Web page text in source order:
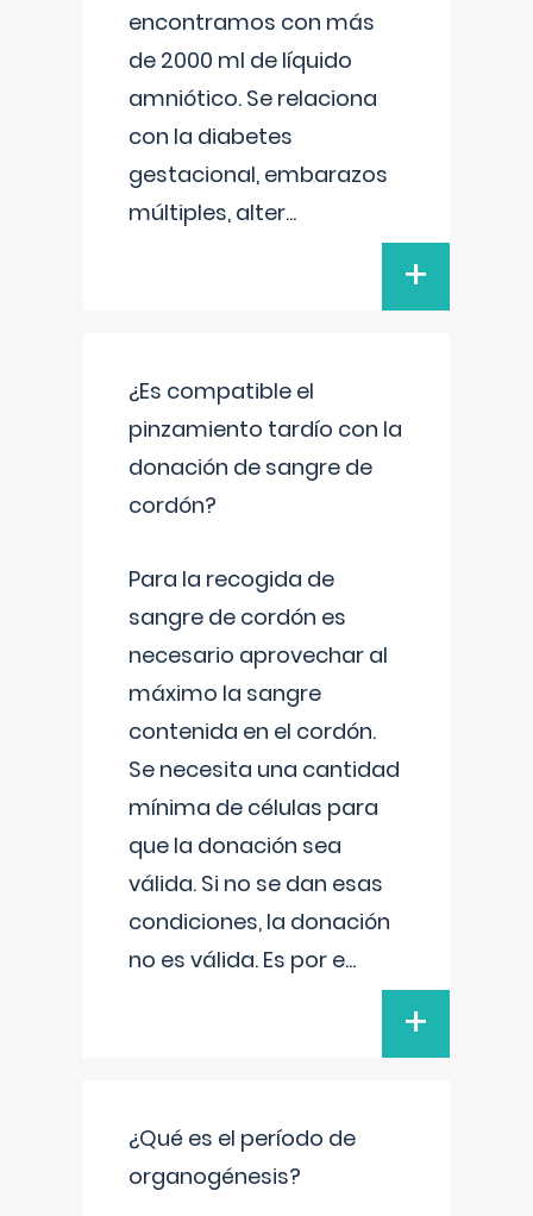
encontramos con más
de 2000 ml de líquido
amniótico. Se relaciona
con la diabetes
gestacional, embarazos
múltiples, alter...
+
¿Es compatible el
pinzamiento tardío con la
donación de sangre de
cordón?
Para la recogida de
sangre de cordón es
necesario aprovechar al
máximo la sangre
contenida en el cordón.
Se necesita una cantidad
mínima de células para
que la donación sea
válida. Si no se dan esas
condiciones, la donación
no es válida. Es por e...
+
¿Qué es el período de
organogénesis?